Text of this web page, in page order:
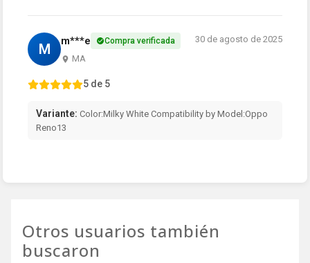
M m***e Compra verificada
MA
30 de agosto de 2025
5 de 5
Variante: Color:Milky White Compatibility by Model:Oppo
Reno13
Otros usuarios también
buscaron